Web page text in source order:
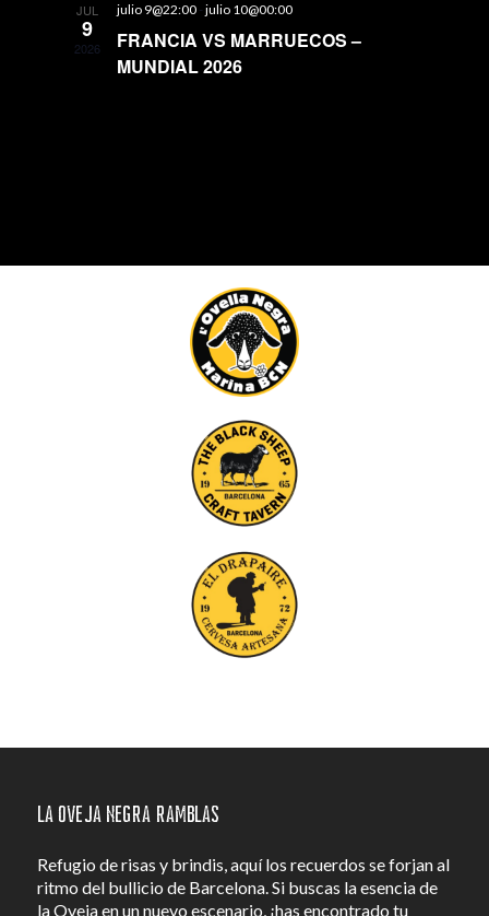
JUL
9
2026
julio 9@22:00 -julio 10@00:00
FRANCIA VS MARRUECOS –
MUNDIAL 2026
La Oveja Negra Ramblas
Refugio de risas y brindis, aquí los recuerdos se forjan al
ritmo del bullicio de Barcelona. Si buscas la esencia de
la Oveja en un nuevo escenario, ¡has encontrado tu